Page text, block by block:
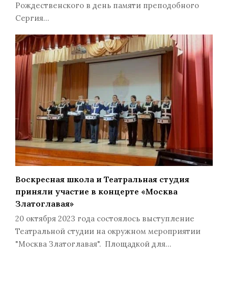
Рождественского в день памяти преподобного
Сергия…
Воскресная школа и Театральная студия
приняли участие в концерте «Москва
Златоглавая»
20 октября 2023 года состоялось выступление
Театральной студии на окружном мероприятии
"Москва Златоглавая". Площадкой для…